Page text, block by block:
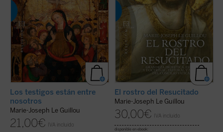
Los testigos están entre
nosotros
Marie-Joseph Le Guillou
21,00€ IVA incluido
El rostro del Resucitado
Marie-Joseph Le Guillou
30,00€ IVA incluido
disponible en ebook: